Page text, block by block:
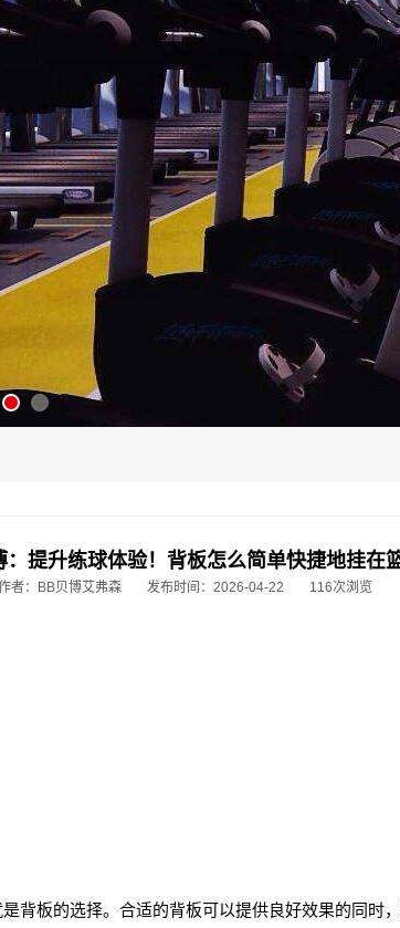
：提升练球体验！背板怎么简单快捷地挂在
者：BB贝博艾弗森 发布时间：2026-04-22 116次浏览
背板的选择。合适的背板可以提供良好效果的同时